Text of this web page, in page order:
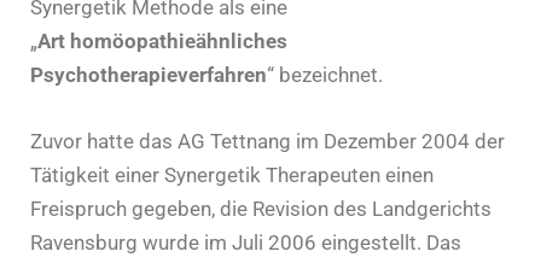
Synergetik Methode als eine
„Art homöopathieähnliches
Psychotherapieverfahren“ bezeichnet.
Zuvor hatte das AG Tettnang im Dezember 2004 der
Tätigkeit einer Synergetik Therapeuten einen
Freispruch gegeben, die Revision des Landgerichts
Ravensburg wurde im Juli 2006 eingestellt. Das